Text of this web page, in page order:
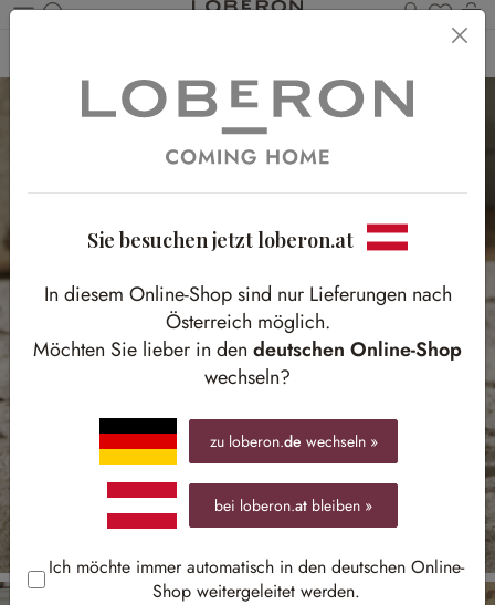
Du
Sie besuchen jetzt loberon.at
In diesem Online-Shop sind nur Lieferungen nach
Österreich möglich.
Möchten Sie lieber in den deutschen Online-Shop
wechseln?
zu loberon.de wechseln »
bei loberon.at bleiben »
Ich möchte immer automatisch in den deutschen Online-
Shop weitergeleitet werden.